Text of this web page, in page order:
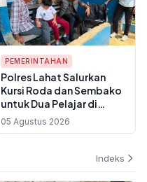
PEMERINTAHAN
Polres Lahat Salurkan
Kursi Roda dan Sembako
untuk Dua Pelajar di
Kecamatan Jarai Lewat
Program GEBRAKAN
05 Agustus 2026
Indeks